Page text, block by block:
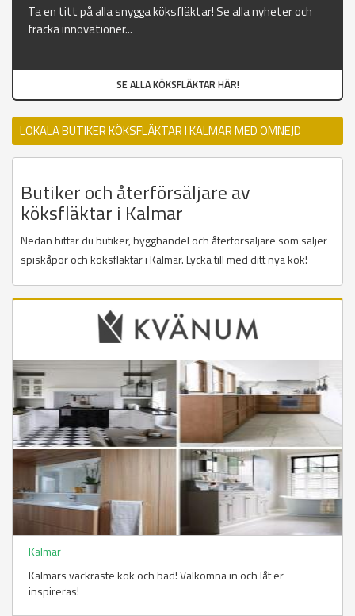
Ta en titt på alla snygga köksfläktar! Se alla nyheter och
fräcka innovationer...
SE ALLA KÖKSFLÄKTAR HÄR!
LOKALA BUTIKER KÖKSFLÄKTAR I KALMAR MED OMNEJD
Butiker och återförsäljare av
köksfläktar i Kalmar
Nedan hittar du butiker, bygghandel och återförsäljare som säljer
spiskåpor och köksfläktar i Kalmar. Lycka till med ditt nya kök!
Kalmar
Kalmars vackraste kök och bad! Välkomna in och låt er
inspireras!